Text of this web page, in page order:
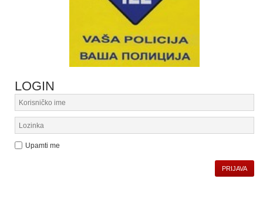
LOGIN
Upamti me
PRIJAVA